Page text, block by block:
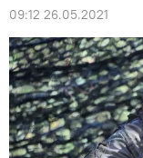
09:12 26.05.2021